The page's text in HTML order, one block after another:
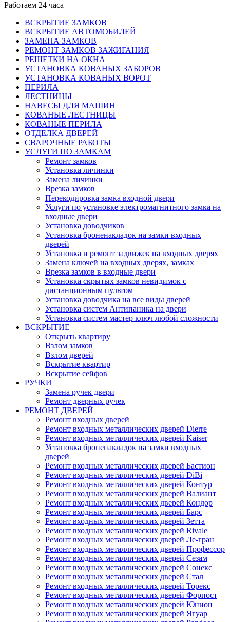
Работаем 24 часа
ВСКРЫТИЕ ЗАМКОВ
ВСКРЫТИЕ АВТОМОБИЛЕЙ
ЗАМЕНА ЗАМКОВ
РЕМОНТ ЗАМКОВ ЗАЖИГАНИЯ
РЕШЕТКИ НА ОКНА
УСТАНОВКА КОВАНЫХ ЗАБОРОВ
УСТАНОВКА КОВАНЫХ ВОРОТ
ПЕРИЛА
ЛЕСТНИЦЫ
НАВЕСЫ ДЛЯ МАШИН
КОВАНЫЕ ЛЕСТНИЦЫ
КОВАНЫЕ ПЕРИЛА
ОТДЕЛКА ДВЕРЕЙ
СВАРОЧНЫЕ РАБОТЫ
УСЛУГИ ПО ЗАМКАМ
Ремонт замков
Установка личинки
Замена личинки
Врезка замков
Перекодировка замка входной двери
Услуги по установке электромагнитного замка на
входные двери
Установка доводчиков
Установка броненакладок на замки входных
дверей
Установка и ремонт задвижек на входных дверях
Замена ключей на входных дверях, замках
Врезка замков в входные двери
Установка скрытых замков невидимок с
дистанционным пультом
Установка доводчика на все виды дверей
Установка систем Антипаника на двери
Установка систем мастер ключ любой сложности
ВСКРЫТИЕ
Открыть квартиру
Взлом замков
Взлом дверей
Вскрытие квартир
Вскрытие сейфов
РУЧКИ
Замена ручек двери
Ремонт дверных ручек
РЕМОНТ ДВЕРЕЙ
Ремонт входных дверей
Ремонт входных металлических дверей Dierre
Ремонт входных металлических дверей Kaiser
Установка броненакладок на замки входных
дверей
Ремонт входных металлических дверей Бастион
Ремонт входных металлических дверей DiBi
Ремонт входных металлических дверей Контур
Ремонт входных металлических дверей Валиант
Ремонт входных металлических дверей Кондор
Ремонт входных металлических дверей Барс
Ремонт входных металлических дверей Зетта
Ремонт входных металлических дверей Rivale
Ремонт входных металлических дверей Ле-гран
Ремонт входных металлических дверей Профессор
Ремонт входных металлических дверей Сезам
Ремонт входных металлических дверей Сонекс
Ремонт входных металлических дверей Стал
Ремонт входных металлических дверей Торекс
Ремонт входных металлических дверей Форпост
Ремонт входных металлических дверей Юнион
Ремонт входных металлических дверей Ягуар